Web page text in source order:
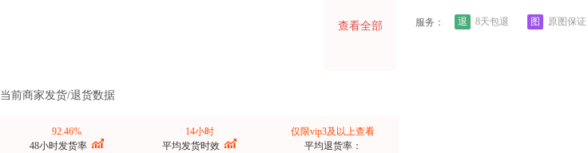
查看全部
当前商家发货/退货数据
92.46%
48小时发货率
14小时
平均发货时效
仅限vip3及以上查看
平均退货率：
服务： 退 8天包退 图 原图保证